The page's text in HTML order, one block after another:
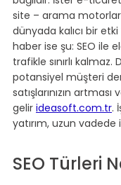
site – arama
dünyada kalıcı bir
haber ise şu: SEO ile
trafikle sınırlı
potansiyel müşteri
satışlarınızın
gelir ideasoft.com.tr.
yatırım, uzun vadede
SEO Türleri